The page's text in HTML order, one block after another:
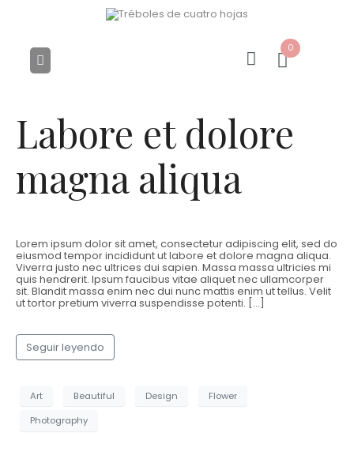
0
Labore et dolore
magna aliqua
Lorem ipsum dolor sit amet, consectetur adipiscing elit, sed do
eiusmod tempor incididunt ut labore et dolore magna aliqua.
Viverra justo nec ultrices dui sapien. Massa massa ultricies mi
quis hendrerit. Ipsum faucibus vitae aliquet nec ullamcorper
sit. Blandit massa enim nec dui nunc mattis enim ut tellus. Velit
ut tortor pretium viverra suspendisse potenti. […]
Seguir leyendo
Art Beautiful Design
Flower
Photography